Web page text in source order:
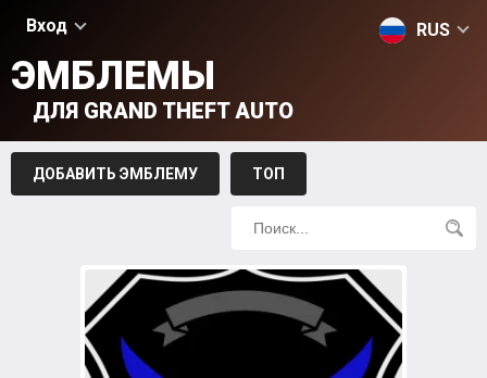
Вход RUS
ЭМБЛЕМЫ
ДЛЯ GRAND THEFT AUTO
ДОБАВИТЬ ЭМБЛЕМУ ТОП